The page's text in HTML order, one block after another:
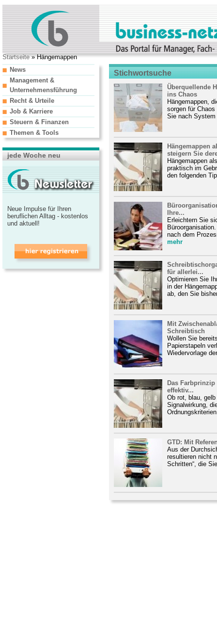
Startseite» Hängemappen
Stichwortsuche
Überquellende
ins Chaos
Hängemappen,
sorgen für
Sie nach
Hängemappen
steigern Sie
Hängemappen
praktisch im
den folgenden
Ihre...
Erleichtern Sie
nach dem
mehr
für allerlei...
Optimieren Sie
in der
ab, den Sie
Mit
Schreibtisch
Wollen Sie
Papierstapeln
Wiedervorlage
Das
effektiv...
Ob rot, blau,
Signalwirkung,
GTD: Mit
Aus der
resultieren nicht
Schritten“, die
News
Management &
Unternehmensführung
Recht & Urteile
Job & Karriere
Steuern & Finanzen
Themen & Tools
jede Woche neu
Neue Impulse für Ihren
beruflichen Alltag - kostenlos
und aktuell!